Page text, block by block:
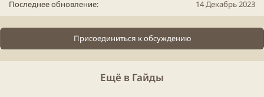
Талант 3:увеличивает урон обычной атаки при
взрыве стихий на
150% от мастерства стихий
увеличиваетурон от молниипри активации
альтернативной ешки на250% от его мастерства
Последнее обновление 14 Декабрь 2023
Присоединиться к обсуждению
Ещё в Гайды